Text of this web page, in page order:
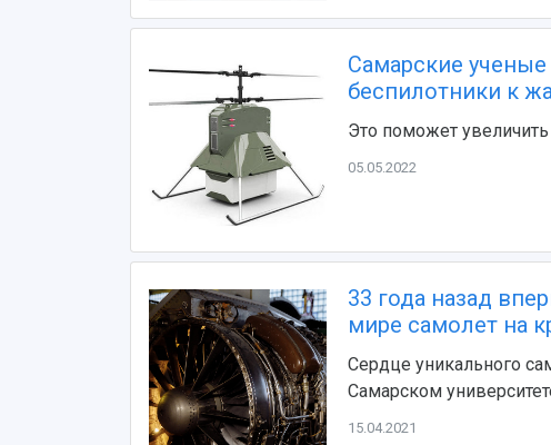
Самарские
беспилотники к
Это поможет увеличить
05.05.2022
33 года назад
мире самолет на
Сердце уникального
Самарском
15.04.2021